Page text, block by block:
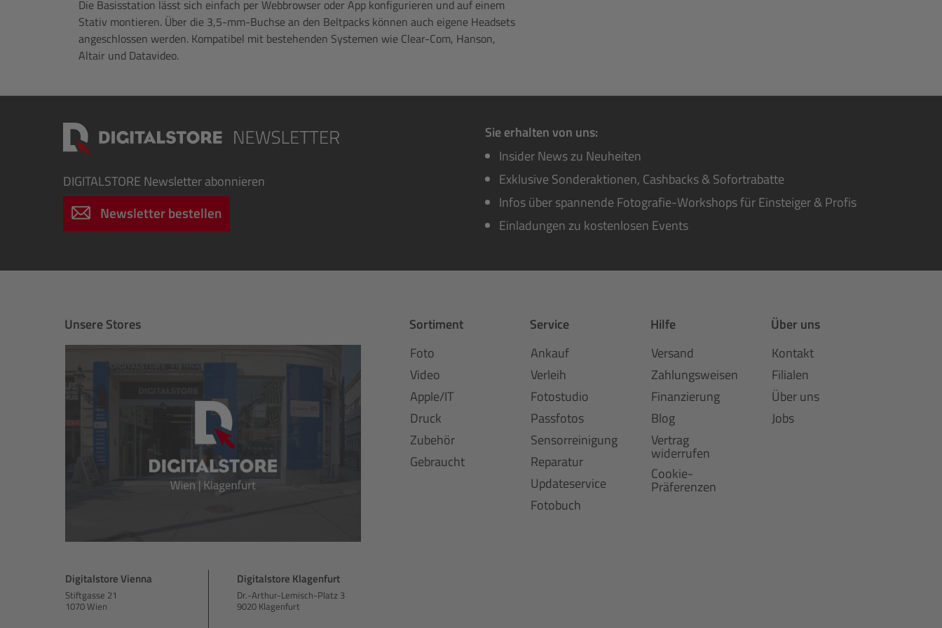
Die Basisstation lässt sich einfach per Webbrowser oder App konfigurieren und auf einem
Stativ montieren. Über die 3,5-mm-Buchse an den Beltpacks können auch eigene Headsets
angeschlossen werden. Kompatibel mit bestehenden Systemen wie Clear-Com, Hanson,
Altair und Datavideo.
DIGITALSTORE Newsletter abonnieren
Newsletter bestellen
Sie erhalten von uns:
Insider News zu Neuheiten
Exklusive Sonderaktionen, Cashbacks & Sofortrabatte
Infos über spannende Fotografie-Workshops für Einsteiger & Profis
Einladungen zu kostenlosen Events
Unsere Stores
Digitalstore Vienna
Stiftgasse 21
1070 Wien
Digitalstore Klagenfurt
Dr.-Arthur-Lemisch-Platz 3
9020 Klagenfurt
Sortiment
Foto
Video
Apple/IT
Druck
Zubehör
Gebraucht
Service
Ankauf
Verleih
Fotostudio
Passfotos
Sensorreinigung
Reparatur
Updateservice
Fotobuch
Hilfe
Versand
Zahlungsweisen
Finanzierung
Blog
Vertrag
widerrufen
Cookie-
Präferenzen
Über uns
Kontakt
Filialen
Über uns
Jobs